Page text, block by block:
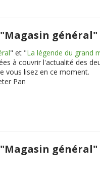
" et "La légende du grand
à couvrir l'actualité des
vous lisez en ce moment.
Pan